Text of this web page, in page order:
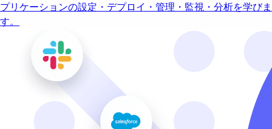
プリケーションの設定・デプロイ・管理・監視・分析を学びま
す。